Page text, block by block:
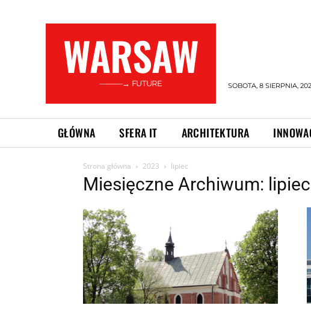
WARSAW
———→ FUTURE SOBOTA, 8 SIERPNIA,
GŁÓWNA SFERA IT ARCHITEKTURA
Strona główna 2023 lipiec
Miesięczne Archiwum: